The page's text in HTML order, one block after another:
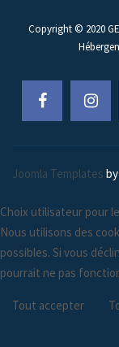
Copyright © 2020
Joomla Templates
Choix utilisateur pour
Nous utilisons des
possibles. Si vous
pourrait ne pas
Tout accepter